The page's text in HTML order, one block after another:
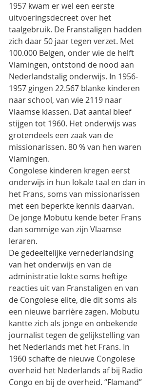
1957 kwam er wel een eerste
uitvoeringsdecreet over het
taalgebruik. De Franstaligen hadden
zich daar 50 jaar tegen verzet. Met
100.000 Belgen, onder wie de helft
Vlamingen, ontstond de nood aan
Nederlandstalig onderwijs. In 1956-
1957 gingen 22.567 blanke kinderen
naar school, van wie 2119 naar
Vlaamse klassen. Dat aantal bleef
stijgen tot 1960. Het onderwijs was
grotendeels een zaak van de
missionarissen. 80 % van hen waren
Vlamingen.
Congolese kinderen kregen eerst
onderwijs in hun lokale taal en dan in
het Frans, soms van missionarissen
met een beperkte kennis daarvan.
De jonge Mobutu kende beter Frans
dan sommige van zijn Vlaamse
leraren.
De gedeeltelijke vernederlandsing
van het onderwijs en van de
administratie lokte soms heftige
reacties uit van Franstaligen en van
de Congolese elite, die dit soms als
een nieuwe barrière zagen. Mobutu
kantte zich als jonge en onbekende
journalist tegen de gelijkstelling van
het Nederlands met het Frans. In
1960 schafte de nieuwe Congolese
overheid het Nederlands af bij Radio
Congo en bij de overheid. “Flamand”